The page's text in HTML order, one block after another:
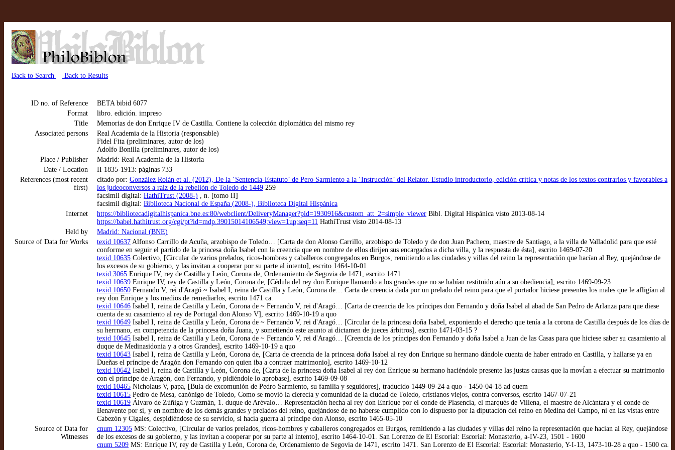
Back to Search Back to Results
ID no. of Reference
BETA bibid 6077
Format
libro. edición. impreso
Title
Memorias de don Enrique IV de Castilla. Contiene la colección diplomática del mismo rey
Associated persons
Real Academia de la Historia (responsable)
Fidel Fita (preliminares, autor de los)
Adolfo Bonilla (preliminares, autor de los)
Place / Publisher
Madrid: Real Academia de la Historia
Date / Location
II 1835-1913: páginas 733
References (most recent
first)
citado por: González Rolán et al. (2012), De la ‘Sentencia-Estatuto’ de Pero Sarmiento a la ‘Instrucción’ del Relator. Estudio introductorio, edición crítica y notas de los textos contrarios y favorables a
los judeoconversos a raíz de la rebelión de Toledo de 1449 259
facsimil digital: HathiTrust (2008-) , n. [tomo II]
facsimil digital: Biblioteca Nacional de España (2008-), Biblioteca Digital Hispánica
Internet
https://bibliotecadigitalhispanica.bne.es:80/webclient/DeliveryManager?pid=1930916&custom_att_2=simple_viewer Bibl. Digital Hispánica visto 2013-08-14
https://babel.hathitrust.org/cgi/pt?id=mdp.39015014106549;view=1up;seq=11 HathiTrust visto 2014-08-13
Held by
Madrid: Nacional (BNE)
Source of Data for Works
texid 10637 Alfonso Carrillo de Acuña, arzobispo de Toledo… [Carta de don Alonso Carrillo, arzobispo de Toledo y de don Juan Pacheco, maestre de Santiago, a la villa de Valladolid para que esté
conforme en seguir el partido de la princesa doña Isabel con la creencia que en nombre de ellos dirijen sus encargados a dicha villa, y la respuesta de ésta], escrito 1469-07-20
texid 10635 Colectivo, [Circular de varios prelados, ricos-hombres y caballeros congregados en Burgos, remitiendo a las ciudades y villas del reino la representación que hacían al Rey, quejándose de
los excesos de su gobierno, y las invitan a cooperar por su parte al intento], escrito 1464-10-01
texid 3065 Enrique IV, rey de Castilla y León, Corona de, Ordenamiento de Segovia de 1471, escrito 1471
texid 10639 Enrique IV, rey de Castilla y León, Corona de, [Cédula del rey don Enrique llamando a los grandes que no se habían restituido aún a su obediencia], escrito 1469-09-23
texid 10650 Fernando V, rei d'Aragó ~ Isabel I, reina de Castilla y León, Corona de… Carta de creencia dada por un prelado del reino para que el portador hiciese presentes los males que le afligían al
rey don Enrique y los medios de remediarlos, escrito 1471 ca.
texid 10646 Isabel I, reina de Castilla y León, Corona de ~ Fernando V, rei d'Aragó… [Carta de creencia de los príncipes don Fernando y doña Isabel al abad de San Pedro de Arlanza para que diese
cuenta de su casamiento al rey de Portugal don Alonso V], escrito 1469-10-19 a quo
texid 10649 Isabel I, reina de Castilla y León, Corona de ~ Fernando V, rei d'Aragó… [Circular de la princesa doña Isabel, exponiendo el derecho que tenía a la corona de Castilla después de los días de
su herrnano, en competencia de la princesa doña Juana, y sometiendo este asunto ai dictamen de jueces árbitros], escrito 1471-03-15 ?
texid 10645 Isabel I, reina de Castilla y León, Corona de ~ Fernando V, rei d'Aragó… [Creencia de los príncipes don Fernando y doña Isabel a Juan de las Casas para que hiciese saber su casamiento al
duque de Medinasidonia y a otros Grandes], escrito 1469-10-19 a quo
texid 10643 Isabel I, reina de Castilla y León, Corona de, [Carta de creencia de la princesa doña Isabel al rey don Enrique su hermano dándole cuenta de haber entrado en Castilla, y hallarse ya en
Dueñas el príncipe de Aragón don Fernando con quien iba a contraer matrimonio], escrito 1469-10-12
texid 10642 Isabel I, reina de Castilla y León, Corona de, [Carta de la princesa doña Isabel al rey don Enrique su hermano haciéndole presente las justas causas que la movÍan a efectuar su matrimonio
con el príncipe de Aragón, don Fernando, y pidiéndole lo aprobase], escrito 1469-09-08
texid 10465 Nicholaus V, papa, [Bula de excomunión de Pedro Sarmiento, su familia y seguidores], traducido 1449-09-24 a quo - 1450-04-18 ad quem
texid 10615 Pedro de Mesa, canónigo de Toledo, Como se movió la clerecía y comunidad de la ciudad de Toledo, cristianos viejos, contra conversos, escrito 1467-07-21
texid 10619 Álvaro de Zúñiga y Guzmán, 1. duque de Arévalo… Representación hecha al rey don Enrique por el conde de Plasencia, el marqués de Villena, el maestre de Alcántara y el conde de
Benavente por si, y en nombre de los demás grandes y prelados del reino, quejándose de no haberse cumplido con lo dispuesto por la diputación del reino en Medina del Campo, ni en las vistas entre
Cabezón y Cigales, despidiéndose de su servicio, si hacía guerra al príncipe don Alonso, escrito 1465-05-10
Source of Data for
Witnesses
cnum 12305 MS: Colectivo, [Circular de varios prelados, ricos-hombres y caballeros congregados en Burgos, remitiendo a las ciudades y villas del reino la representación que hacían al Rey, quejándose
de los excesos de su gobierno, y las invitan a cooperar por su parte al intento], escrito 1464-10-01. San Lorenzo de El Escorial: Escorial: Monasterio, a-IV-23, 1501 - 1600
cnum 5209 MS: Enrique IV, rey de Castilla y León, Corona de, Ordenamiento de Segovia de 1471, escrito 1471. San Lorenzo de El Escorial: Escorial: Monasterio, Y-I-13, 1473-10-28 a quo - 1500 ca.